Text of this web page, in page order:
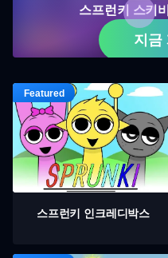
스프런키 스키
지금
스프런키 인크레디박스